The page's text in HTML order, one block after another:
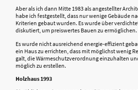
Aber als ich dann Mitte 1983 als angestellter
habe ich festgestellt, dass nur wenige Gebäude
Kriterien gebaut wurden. Es wurde über
diskutiert, um preiswertes Bauen zu ermöglichen.
Es wurde nicht ausreichend energie-effizient
ein Haus zu errichten, dass mit möglichst wenig
galt, die Wärmeschutzverordnung einzuhalten
möglich zu erstellen.
Holzhaus 1993